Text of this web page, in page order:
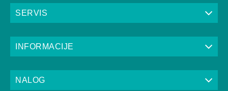
SERVIS
INFORMACIJE
NALOG